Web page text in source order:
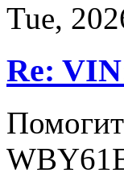
Tue,
Re: